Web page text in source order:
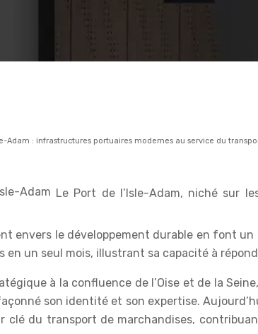
Adam : infrastructures portuaires modernes au service du
Le Port de l’Isle-Adam, niché sur
envers le développement durable en font
en un seul mois, illustrant sa capacité à
à la confluence de l’Oise et de la
son identité et son expertise.
clé du transport de marchandises,